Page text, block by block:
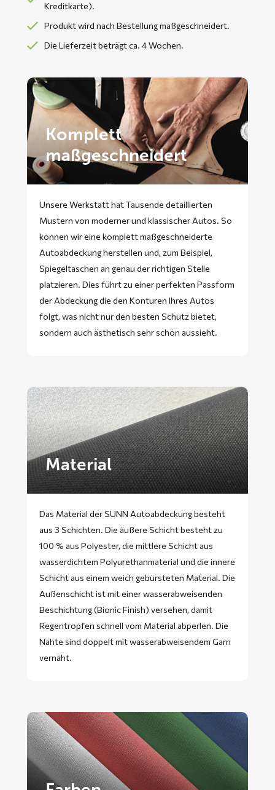
Kreditkarte).
Produkt wird nach Bestellung maßgeschneidert.
Die Lieferzeit beträgt ca. 4 Wochen.
Komplett
maßgeschneidert
Unsere Werkstatt hat Tausende detaillierten
Mustern von moderner und klassischer Autos. So
können wir eine komplett maßgeschneiderte
Autoabdeckung herstellen und, zum Beispiel,
Spiegeltaschen an genau der richtigen Stelle
platzieren. Dies führt zu einer perfekten Passform
der Abdeckung die den Konturen Ihres Autos
folgt, was nicht nur den besten Schutz bietet,
sondern auch ästhetisch sehr schön aussieht.
Material
Das Material der SUNN Autoabdeckung besteht
aus 3 Schichten. Die äußere Schicht besteht zu
100 % aus Polyester, die mittlere Schicht aus
wasserdichtem Polyurethanmaterial und die innere
Schicht aus einem weich gebürsteten Material. Die
Außenschicht ist mit einer wasserabweisenden
Beschichtung (Bionic Finish) versehen, damit
Regentropfen schnell vom Material abperlen. Die
Nähte sind doppelt mit wasserabweisendem Garn
vernäht.